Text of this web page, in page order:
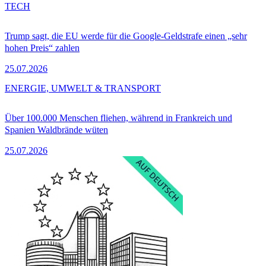
Trump sagt, die EU werde für die Google-Geldstrafe einen „sehr
hohen Preis“ zahlen
25.07.2026
TECH
Über 100.000 Menschen fliehen, während in Frankreich und
Spanien Waldbrände wüten
25.07.2026
ENERGIE, UMWELT & TRANSPORT